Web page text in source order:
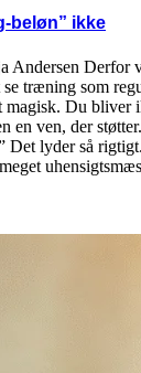
beløn” ikke
Andersen Derfor
træning som
magisk. Du bliver
en ven, der
Det lyder så